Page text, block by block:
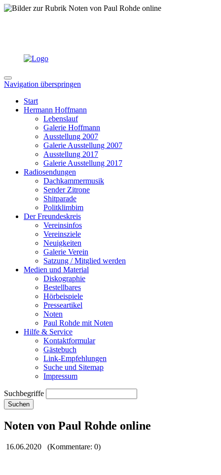
Navigation überspringen
Start
Hermann Hoffmann
Lebenslauf
Galerie Hoffmann
Ausstellung 2007
Galerie Ausstellung 2007
Ausstellung 2017
Galerie Ausstellung 2017
Radiosendungen
Dachkammermusik
Sender Zitrone
Shitparade
Politklimbim
Der Freundeskreis
Vereinsinfos
Vereinsziele
Neuigkeiten
Galerie Verein
Satzung / Mitglied werden
Medien und Material
Diskographie
Bestellbares
Hörbeispiele
Presseartikel
Noten
Paul Rohde mit Noten
Hilfe & Service
Kontaktformular
Gästebuch
Link-Empfehlungen
Suche und Sitemap
Impressum
Suchbegriffe
Suchen
Noten von Paul Rohde online
16.06.2020 (Kommentare: 0)